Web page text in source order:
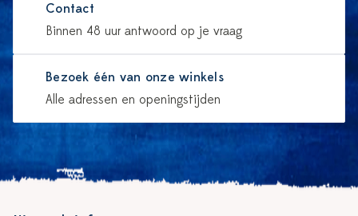
Contact
Binnen 48 uur antwoord op je vraag
Bezoek één van onze winkels
Alle adressen en openingstijden